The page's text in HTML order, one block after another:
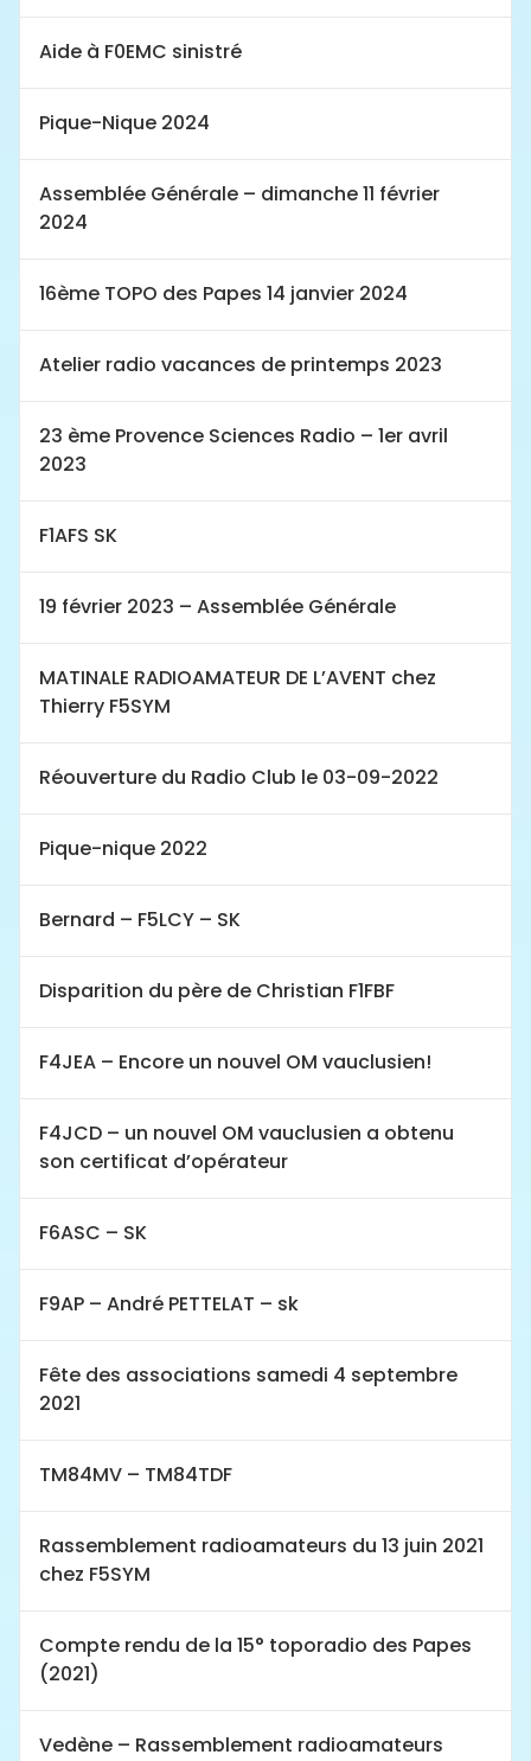
Aide à F0EMC sinistré
Pique-Nique 2024
Assemblée Générale – dimanche 11 février
2024
16ème TOPO des Papes 14 janvier 2024
Atelier radio vacances de printemps 2023
23 ème Provence Sciences Radio – 1er avril
2023
F1AFS SK
19 février 2023 – Assemblée Générale
MATINALE RADIOAMATEUR DE L’AVENT chez
Thierry F5SYM
Réouverture du Radio Club le 03-09-2022
Pique-nique 2022
Bernard – F5LCY – SK
Disparition du père de Christian F1FBF
F4JEA – Encore un nouvel OM vauclusien!
F4JCD – un nouvel OM vauclusien a obtenu
son certificat d’opérateur
F6ASC – SK
F9AP – André PETTELAT – sk
Fête des associations samedi 4 septembre
2021
TM84MV – TM84TDF
Rassemblement radioamateurs du 13 juin 2021
chez F5SYM
Compte rendu de la 15° toporadio des Papes
(2021)
Vedène – Rassemblement radioamateurs